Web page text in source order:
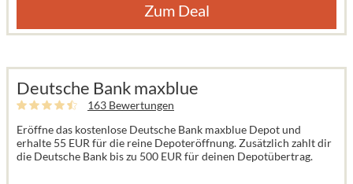
Zum Deal
Deutsche Bank maxblue
163 Bewertungen
Eröffne das kostenlose Deutsche Bank maxblue Depot und
erhalte 55 EUR für die reine Depoteröffnung. Zusätzlich zahlt dir
die Deutsche Bank bis zu 500 EUR für deinen Depotübertrag.